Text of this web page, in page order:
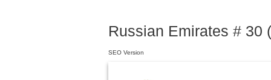
Russian Emirates # 30
SEO Version